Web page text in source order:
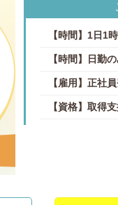
【時間】1日1
【時間】日勤
【雇用】正社
【資格】取得